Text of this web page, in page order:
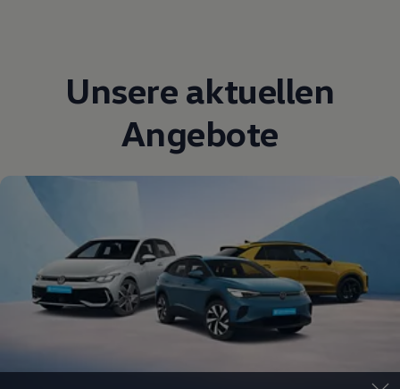
Unsere aktuellen
Angebote